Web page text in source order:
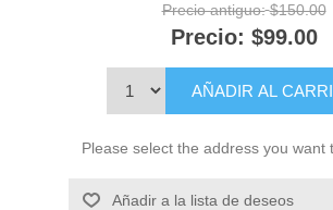
Precio antiguo: $150.00
Precio: $99.00
AÑADIR AL
Please select the address you want
Añadir a la lista de deseos